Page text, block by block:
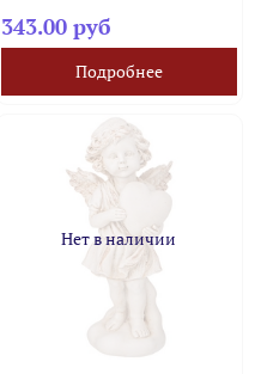
343.00 руб
Подробнее
Нет в наличии